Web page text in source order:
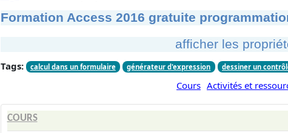
Formation Access 2016 gratuite
afficher les
Tags: calcul dans un formulaire générateur d'expression dessiner un
Cours Activités et
COURS